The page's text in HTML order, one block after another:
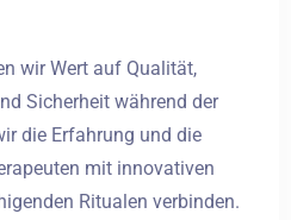
wir Wert auf Qualität,
Sicherheit während der
die Erfahrung und die
mit innovativen
Ritualen verbinden.